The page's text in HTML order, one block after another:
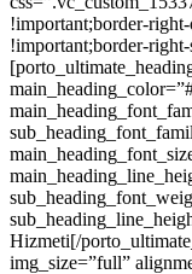
!important;border-
!important;border-
Hizmeti[/
img_size=”full”